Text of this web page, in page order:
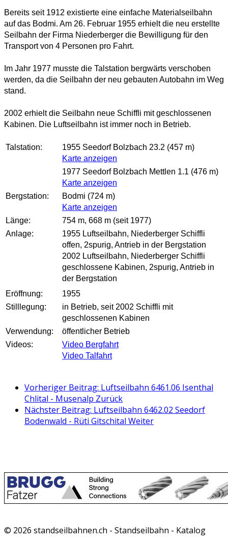
Bereits seit 1912 existierte eine einfache Materialseilbahn
auf das Bodmi. Am 26. Februar 1955 erhielt die neu erstellte
Seilbahn der Firma Niederberger die Bewilligung für den
Transport von 4 Personen pro Fahrt.
Im Jahr 1977 musste die Talstation bergwärts verschoben
werden, da die Seilbahn der neu gebauten Autobahn im Weg
stand.
2002 erhielt die Seilbahn neue Schiffli mit geschlossenen
Kabinen. Die Luftseilbahn ist immer noch in Betrieb.
Talstation:
1955 Seedorf Bolzbach 23.2 (457 m)
Karte anzeigen
1977 Seedorf Bolzbach Mettlen 1.1 (476 m)
Karte anzeigen
Bergstation:
Bodmi (724 m)
Karte anzeigen
Länge:
754 m, 668 m (seit 1977)
Anlage:
1955 Luftseilbahn, Niederberger Schiffli
offen, 2spurig, Antrieb in der Bergstation
2002 Luftseilbahn, Niederberger Schiffli
geschlossene Kabinen, 2spurig, Antrieb in
der Bergstation
Eröffnung:
1955
Stilllegung:
in Betrieb, seit 2002 Schiffli mit
geschlossenen Kabinen
Verwendung:
öffentlicher Betrieb
Videos:
Video Bergfahrt
Video Talfahrt
Vorheriger Beitrag: Luftseilbahn 6461.06 Isenthal
Chlital - Musenalp Zurück
Nächster Beitrag: Luftseilbahn 6462.02 Seedorf
Bodenwald - Rüti Gitschital Weiter
© 2026 standseilbahnen.ch - Standseilbahn - Katalog